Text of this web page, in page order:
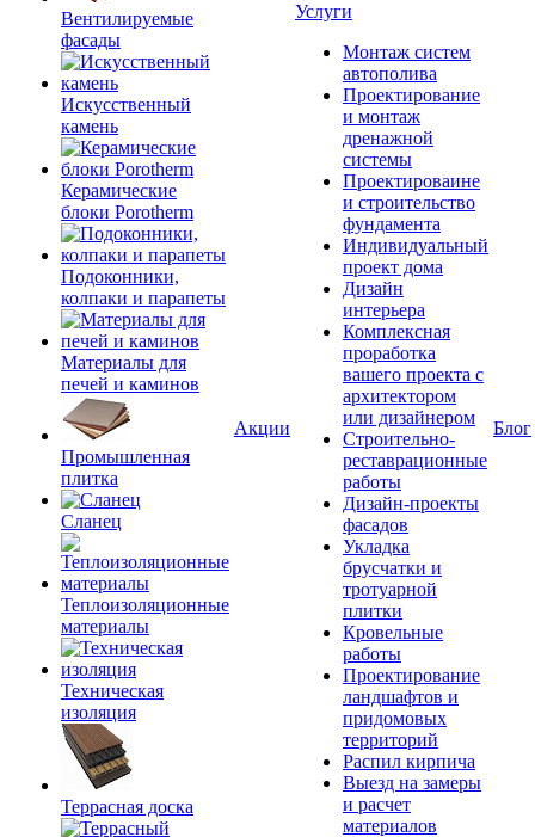
Вентилируемые
фасады
Искусственный
камень
Керамические
блоки Porotherm
Подоконники,
колпаки и парапеты
Материалы для
печей и каминов
Промышленная
плитка
Сланец
Теплоизоляционные
материалы
Техническая
изоляция
Террасная доска
Акции
Услуги
Монтаж систем
автополива
Проектирование
и монтаж
дренажной
системы
Проектироваине
и строительство
фундамента
Индивидуальный
проект дома
Дизайн
интерьера
Комплексная
проработка
вашего проекта с
архитектором
или дизайнером
Строительно-
реставрационные
работы
Дизайн-проекты
фасадов
Укладка
брусчатки и
тротуарной
плитки
Кровельные
работы
Проектирование
ландшафтов и
придомовых
территорий
Распил кирпича
Выезд на замеры
и расчет
материалов
Блог